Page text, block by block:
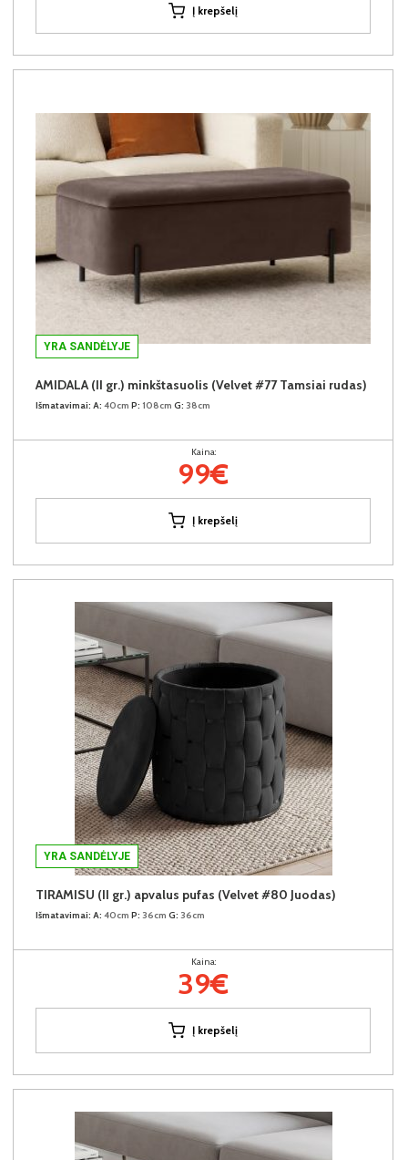
Į krepšelį
YRA SANDĖLYJE
AMIDALA (II gr.) minkštasuolis (Velvet #77 Tamsiai rudas)
Išmatavimai: A: 40cm P: 108cm G: 38cm
Kaina:
99€
Į krepšelį
YRA SANDĖLYJE
TIRAMISU (II gr.) apvalus pufas (Velvet #80 Juodas)
Išmatavimai: A: 40cm P: 36cm G: 36cm
Kaina:
39€
Į krepšelį